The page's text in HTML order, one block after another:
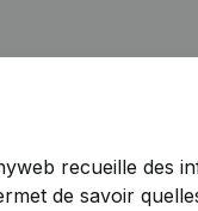
recueille des
de savoir